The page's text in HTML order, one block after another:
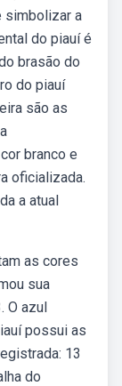
simbolizar a
do piauí é
brasão do
do piauí
são as
branco e
oficializada.
a atual
as cores
sua
O azul
possui as
13
do